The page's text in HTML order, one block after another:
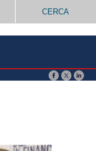
CERCA